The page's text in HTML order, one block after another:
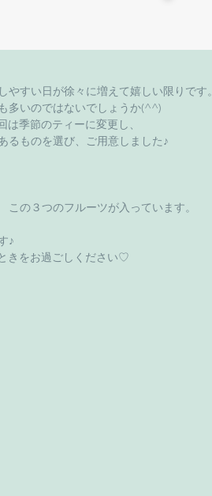
すい日が徐々に増えて嬉しい限りです。
多いのではないでしょうか(^^)
季節のティーに変更し、
るものを選び、ご用意しました♪
の３つのフルーツが入っています。
♪
きをお過ごしください♡